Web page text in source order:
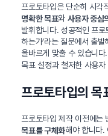
프로토타입은 단순히 시각
명확한 목표와 사용자 중심
발휘합니다. 성공적인 프로
하는가’라는 질문에서 출
올바르게 맞출 수 있습니다.
목표 설정과 철저한 사용
프로토타입의 목
프로토타입 제작 이전에는
목표를 구체화해야 합니다.